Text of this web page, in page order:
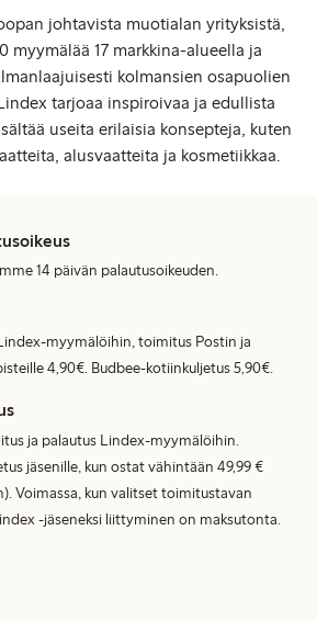
johtavista muotialan yrityksistä,
myymälää 17 markkina-alueella ja
kolmansien osapuolien
tarjoaa inspiroivaa ja edullista
useita erilaisia konsepteja, kuten
alusvaatteita ja kosmetiikkaa.
14 päivän palautusoikeuden.
myymälöihin, toimitus Postin ja
4,90€. Budbee-kotiinkuljetus 5,90€.
ja palautus Lindex-myymälöihin.
jäsenille, kun ostat vähintään 49,99 €
Voimassa, kun valitset toimitustavan
-jäseneksi liittyminen on maksutonta.